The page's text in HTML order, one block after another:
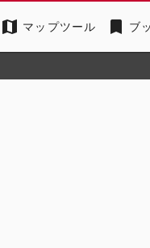
map マップツール bookmark ブ